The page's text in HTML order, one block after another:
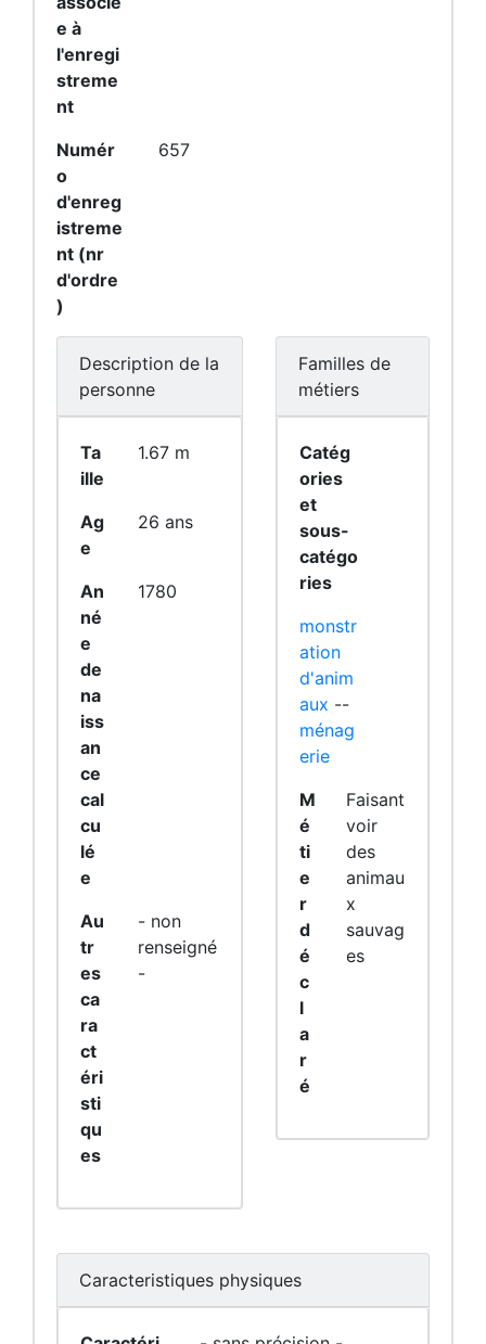
e à
l'enregi
streme
nt
Numér
o
d'enreg
istreme
nt (nr
d'ordre
)
657
Description de la
personne
Ta
ille
1.67 m
Ag
e
26 ans
An
né
e
de
na
iss
an
ce
cal
cu
lé
e
1780
Au
tr
es
ca
ra
ct
éri
sti
qu
es
- non
renseigné
-
Familles de
métiers
Catég
ories
et
sous-
catégo
ries
monstr
ation
d'anim
aux --
ménag
erie
M
é
ti
e
r
d
é
c
l
a
r
é
Faisant
voir
des
animau
x
sauvag
es
Caracteristiques physiques